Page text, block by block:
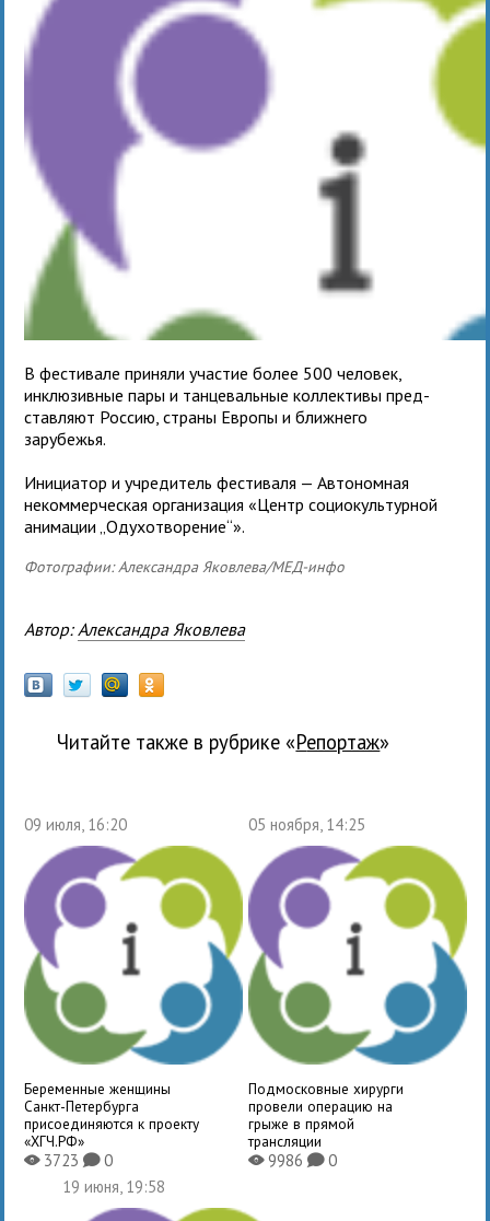
В фести­вале при­няли уча­стие более 500 чело­век,
инклю­зив­ные пары и тан­це­валь­ные кол­лек­тивы пред­
став­ляют Россию, страны Европы и ближ­него
зарубежья.
Инициатор и учре­ди­тель фести­валя — Автономная
неком­мер­че­ская орга­ни­за­ция «Центр соци­о­куль­тур­ной
ани­ма­ции „Одухотворение“».
Фотографии: Александра Яковлева/МЕД-инфо
Автор: Александра Яковлева
Читайте также в рубрике « Репортаж»
09 июля, 16:20
Беременные женщины
Санкт-Петербурга
присоединяются к проекту
«ХГЧ.РФ»
X3723K0
05 ноября, 14:25
Подмосковные хирурги
провели операцию на
грыже в прямой
трансляции
X9986 K0
19 июня, 19:58